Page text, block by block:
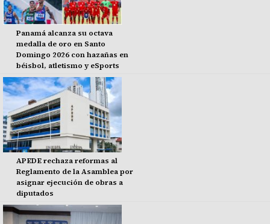
Panamá alcanza su octava
medalla de oro en Santo
Domingo 2026 con hazañas en
béisbol, atletismo y eSports
APEDE rechaza reformas al
Reglamento de la Asamblea por
asignar ejecución de obras a
diputados